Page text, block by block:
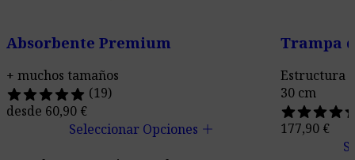
Absorbente Premium
+ muchos tamaños
(19)
desde 60,90 €
Seleccionar Opciones add
Trampa
Estructura
30 cm
177,90 €